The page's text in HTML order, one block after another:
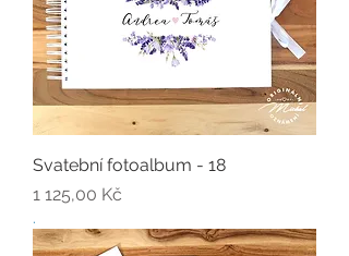
Svatební fotoalbum - 18
Cena
1 125,00 Kč
.